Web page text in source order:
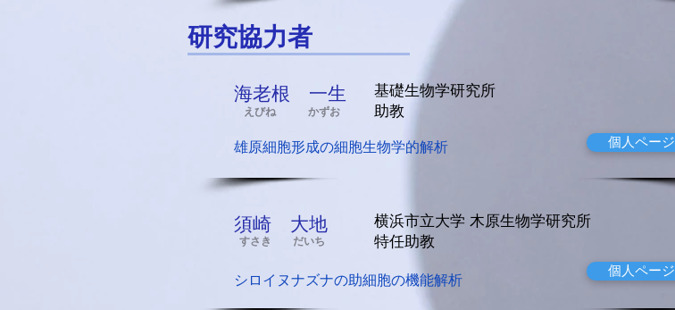
研究協力者
海老根 一生
えびね かずお
基礎生物学研究所
​助教
雄原細胞形成の細胞生物学的解析 個人ページ
須崎 大地
すさき だいち
横浜市立大学 木原生物学研究所
特任助教
シロイヌナズナの助細胞の機能解析
個人ページ